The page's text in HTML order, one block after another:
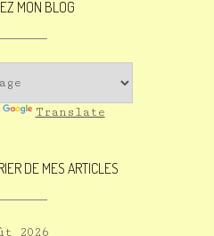
MON BLOG
Translate
DE MES ARTICLES
2026